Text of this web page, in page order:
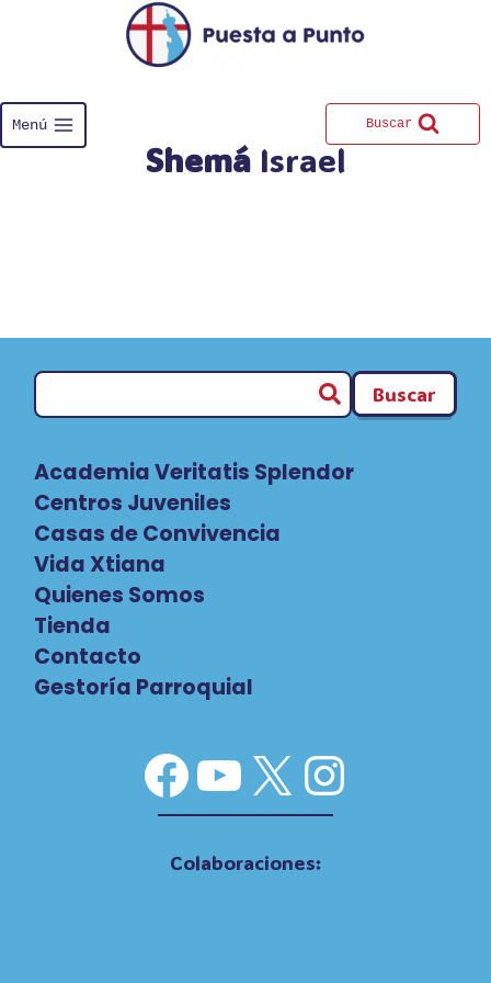
Menú Buscar
ShemáIsrael
Buscar
Academia Veritatis Splendor
Centros Juveniles
Casas de Convivencia
Vida Xtiana
Quienes Somos
Tienda
Contacto
Gestoría Parroquial
Facebook
YouTube
X
Colaboraciones: